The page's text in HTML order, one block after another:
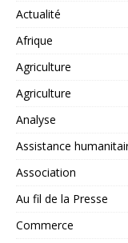
Actualité
Afrique
Agriculture
Agriculture
Analyse
Assistance
Association
Au fil de la Presse
Commerce